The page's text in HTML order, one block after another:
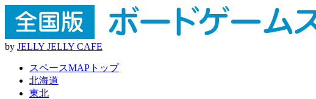
by JELLY JELLY CAFE
スペースMAPトップ
北海道
東北